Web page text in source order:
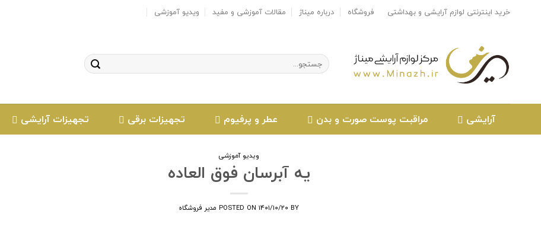
خرید اینترنتی لوازم آرایشی و بهداشتی فروشگاه درباره میناژ مقالات آموزشی و مفید ویدیو آموزشی
جستجو
برای:
آرایشی مراقبت پوست صورت و بدن عطر و پرفیوم تجهیزات برقی تجهیزات آرایشی
ویدیو آموزشی
یه آبرسان فوق العاده
POSTED ON ۱۴۰۱/۱۰/۲۰ BY مدیر فروشگاه